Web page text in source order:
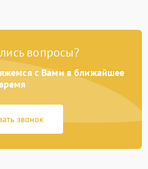
вопросы?
с Вами в ближайшее
время
звонок